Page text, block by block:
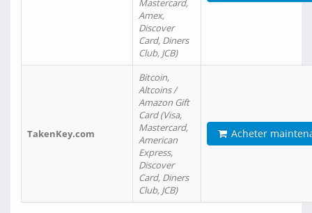
Mastercard,
Amex,
Discover
Card, Diners
Club, JCB)
TakenKey.com
Bitcoin,
Altcoins /
Amazon Gift
Card (Visa,
Mastercard,
American
Express,
Discover
Card, Diners
Club, JCB)
Acheter